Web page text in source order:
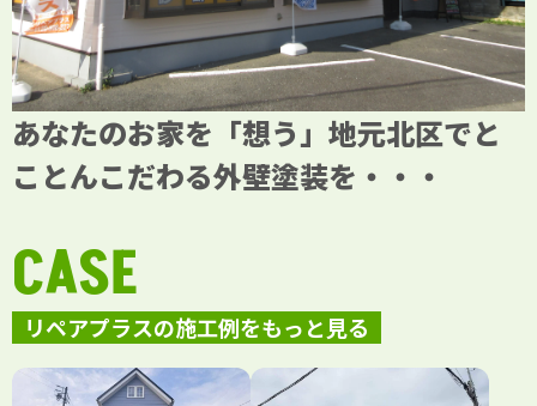
あなたのお家を「想う」地元北区でと
ことんこだわる外壁塗装を・・・
リペアプラスの施工例をもっと見る
CASE